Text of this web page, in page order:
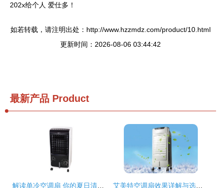
202x给个人 爱仕多！
如若转载，请注明出处：http://www.hzzmdz.com/product/10.html
更新时间：2026-08-06 03:44:42
最新产品 Product